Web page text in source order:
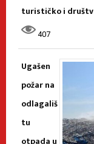
turističko i
407
Ugašen
požar na
odlagališ
tu